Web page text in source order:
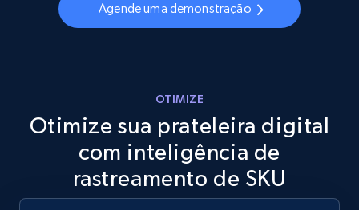
URL, Final price, Sku, Currency, Gtin,
more.
Comece agora
Agende uma demonstração
OTIMIZE
Otimize sua prateleira digital
com inteligência de
rastreamento de SKU